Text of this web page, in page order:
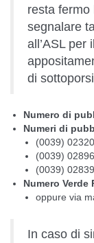
resta fermo
segnalare
all’ASL per
di
Numero di
Numeri di
(0039)
(0039)
(0039)
Numero Verde
oppure via
In caso di